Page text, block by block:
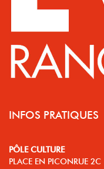
INFOS PRATIQUES
PÔLE CULTURE
PLACE EN PICONRUE 2C